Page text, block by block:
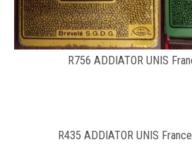
R756 ADDIATOR UNIS
R435 ADDIATOR UNIS